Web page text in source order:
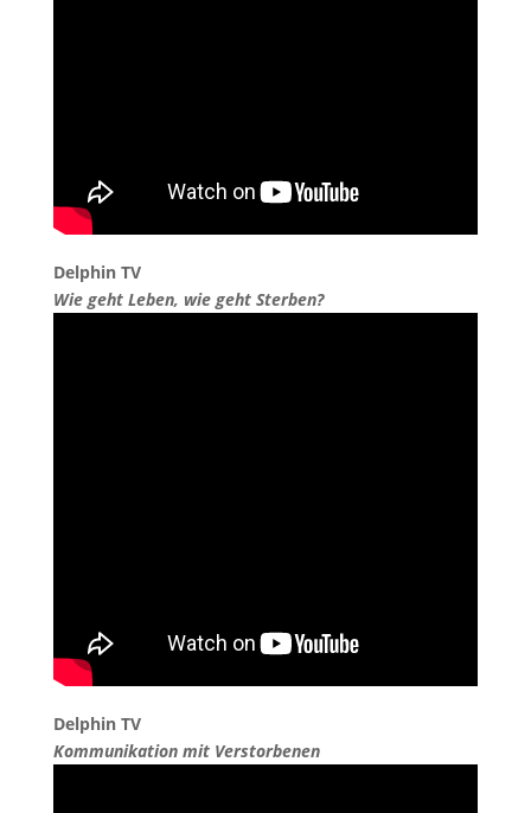
Delphin TV
Wie geht Leben, wie geht Sterben?
Delphin TV
Kommunikation mit Verstorbenen